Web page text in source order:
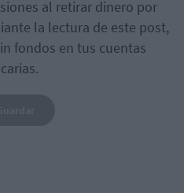
al retirar dinero por
la lectura de este post,
fondos en tus cuentas